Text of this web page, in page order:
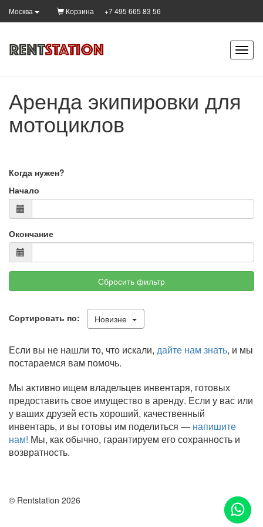
Москва Корзина +7 495 665 83 56
Аренда экипировки для
мотоциклов
Когда нужен?
Начало
Окончание
Сбросить фильтр
Сортировать по: Новизне
Если вы не нашли то, что искали, дайте нам знать, и мы
постараемся вам помочь.
Мы активно ищем владельцев инвентаря, готовых
предоставить свое имущество в аренду. Если у вас или
у ваших друзей есть хороший, качественный
инвентарь, и вы готовы им поделиться — напишите
нам! Мы, как обычно, гарантируем его сохранность и
возвратность.
© Rentstation 2026